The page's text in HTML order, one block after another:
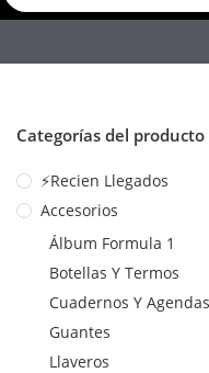
Categorías del producto
⚡Recien Llegados
Accesorios
Álbum Formula 1
Botellas Y Termos
Cuadernos Y Agendas
Guantes
Llaveros